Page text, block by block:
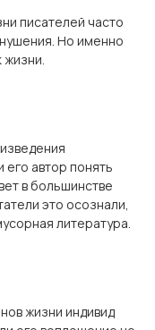
писателей часто
Но именно
его автор понять
в большинстве
это осознали,
литература.
жизни индивид